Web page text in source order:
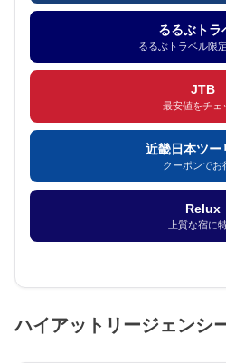
るるぶトラ
るるぶトラベル限
JTB
最安値をチェ
近畿日本ツー
クーポンでお
Relux
上質な宿に
ハイアットリージェンシ